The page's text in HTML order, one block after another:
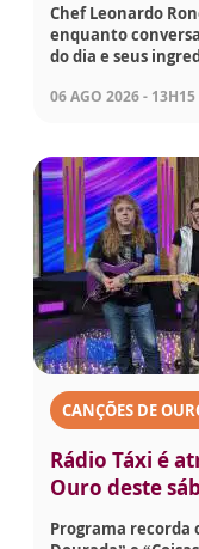
Chef Leonardo
enquanto
do dia e seus
06 AGO 2026 - 13H15
CANÇÕES DE
Rádio Táxi é
Ouro deste
Programa recorda